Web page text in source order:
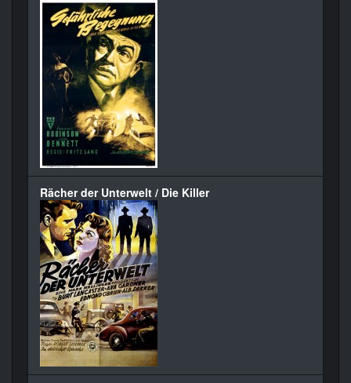
Rächer der Unterwelt / Die Killer